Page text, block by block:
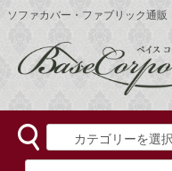
ソファカバー・ファブリック通